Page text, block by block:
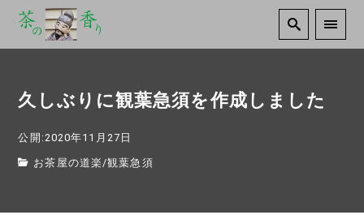
久しぶりに観葉急須を作成しました
公開:2020年11月27日
お茶屋の道楽 /観葉急須